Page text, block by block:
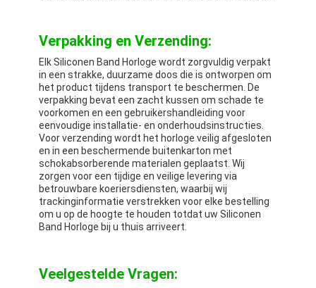
Verpakking en Verzending:
Elk Siliconen Band Horloge wordt zorgvuldig verpakt
in een strakke, duurzame doos die is ontworpen om
het product tijdens transport te beschermen. De
verpakking bevat een zacht kussen om schade te
voorkomen en een gebruikershandleiding voor
eenvoudige installatie- en onderhoudsinstructies.
Voor verzending wordt het horloge veilig afgesloten
en in een beschermende buitenkarton met
schokabsorberende materialen geplaatst. Wij
zorgen voor een tijdige en veilige levering via
betrouwbare koeriersdiensten, waarbij wij
trackinginformatie verstrekken voor elke bestelling
om u op de hoogte te houden totdat uw Siliconen
Band Horloge bij u thuis arriveert.
Veelgestelde Vragen: